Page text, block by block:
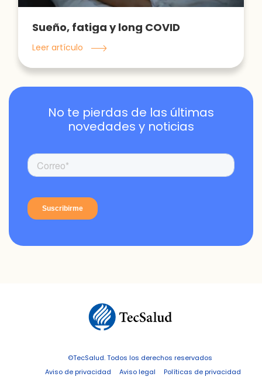
Sueño, fatiga y long COVID
Leer artículo
No te pierdas de las últimas
novedades y noticias
©TecSalud. Todos los derechos reservados
Aviso de privacidad
Aviso legal Políticas de privacidad